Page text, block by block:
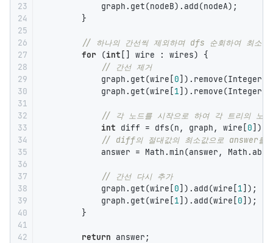
23
24
25
26
27
28
29
30
31
32
33
34
35
36
37
38
39
40
41
42
            graph.get(nodeB).add(nodeA);
        }
// 하나의 간선씩 제외하며 dfs 순회하여 최소
for (int [] wire : wires) {
// 간선 제거
            graph.get(wire[
0
            graph.get(wire[
1
// 각 노드를 시작으로 하여 각 트리의 노
int diff = dfs(n, graph, wire[0]) -
// diff의 절대값의 최소값으로 answer를
answer = Math.min(answer,
// 간선 다시 추가
            graph.get(wire[
0]).add(wire[1]);
            graph.get(wire[
1]).add(wire[0]);
        }
return answer;